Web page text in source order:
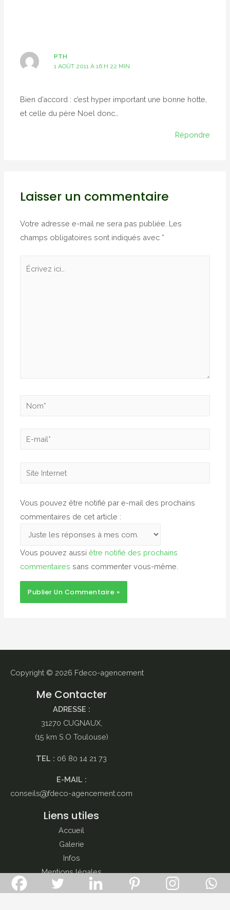
PTH
1 AOÛT 2011 À 16 H 22 MIN
Bien d’accord : c’est hyper important une bonne hotte,
et celle du père Noel donc…
Répondre
Laisser un commentaire
Votre adresse e-mail ne sera pas publiée. Les
champs obligatoires sont indiqués avec *
Nom*
E-
Site
Vous pouvez être notifié par e-mail des prochains
commentaires de cet article :
Vous pouvez aussiêtre notifié des prochains
commentaires sans commenter vous-même.
Copyright © 2026 Fdeco-agencement
Me Contacter
ADRESSE :
31270 CUGNAUX,
(15 km S.O Toulouse)
TEL : 06 80 14 21 73
E-MAIL :
conseils
fdeco-agencement.com
Liens utiles
Accueil
Galerie
Infos
Mentions légales